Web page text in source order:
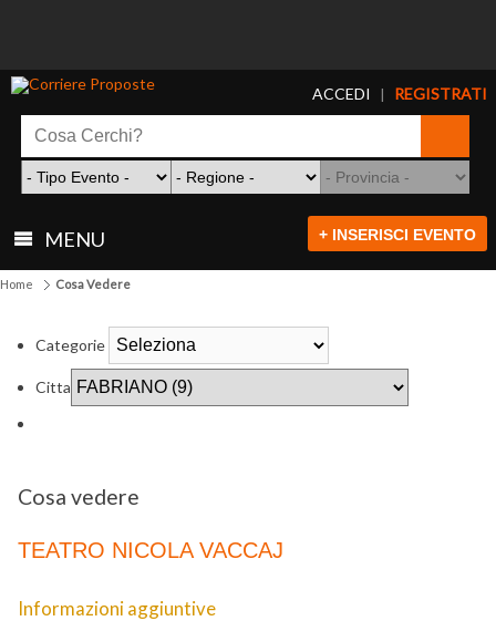
ACCEDI | REGISTRATI
MENU + INSERISCI EVENTO
Home Cosa Vedere
Categorie
Citta
Cosa vedere
TEATRO NICOLA VACCAJ
Informazioni aggiuntive